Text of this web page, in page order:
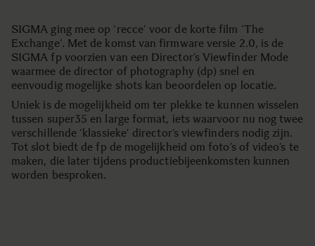
SIGMA ging mee op ‘recce’ voor de korte film ‘The
Exchange’. Met de komst van firmware versie 2.0, is de
SIGMA fp voorzien van een Director’s Viewfinder Mode
waarmee de director of photography (dp) snel en
eenvoudig mogelijke shots kan beoordelen op locatie.
Uniek is de mogelijkheid om ter plekke te kunnen wisselen
tussen super35 en large format, iets waarvoor nu nog twee
verschillende ‘klassieke’ director’s viewfinders nodig zijn.
Tot slot biedt de fp de mogelijkheid om foto’s of video’s te
maken, die later tijdens productiebijeenkomsten kunnen
worden besproken.